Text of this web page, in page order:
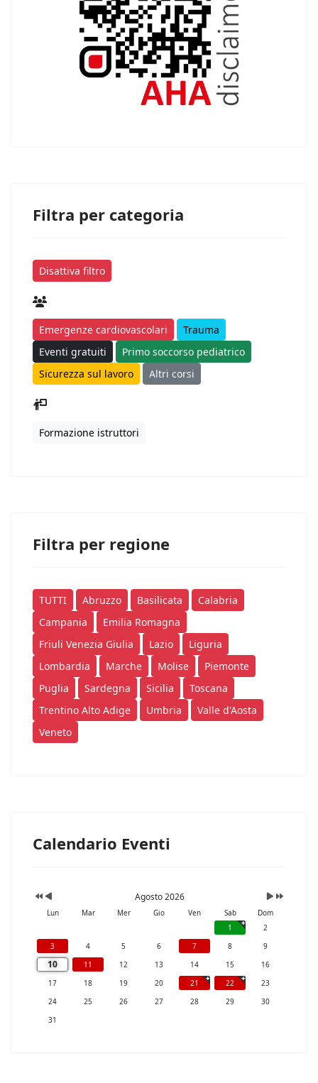
Filtra per categoria
Disattiva filtro
Emergenze cardiovascolari
Trauma
Eventi gratuiti
Primo soccorso pediatrico
Sicurezza sul lavoro
Altri corsi
Formazione istruttori
Filtra per regione
TUTTI Abruzzo Basilicata
Calabria
Campania
Emilia Romagna
Friuli Venezia Giulia
Lazio
Liguria
Lombardia
Marche Molise
Piemonte
Puglia
Sardegna Sicilia
Toscana
Trentino Alto Adige
Umbria
Valle d'Aosta
Veneto
Calendario Eventi
Agosto 2026
Lun Mar Mer Gio Ven Sab
Dom
1
2
3
4 5 6 7 8 9
10 11 12 13 14 15
16
17
18 19 20 21 22
23
24
25 26 27 28 29
30
31